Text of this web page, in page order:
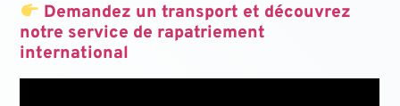
Demandez un transport et découvrez
notre service de rapatriement
international